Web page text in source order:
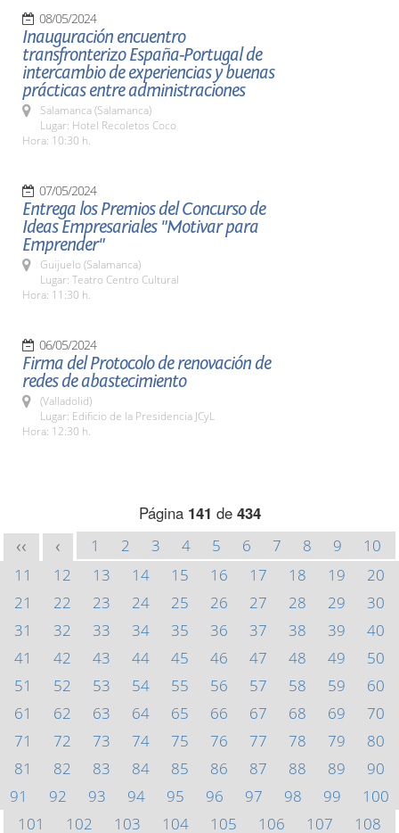
08/05/2024
Inauguración encuentro
transfronterizo España-Portugal de
intercambio de experiencias y buenas
prácticas entre administraciones
Salamanca (Salamanca)
Lugar: Hotel Recoletos Coco
Hora: 10:30 h.
07/05/2024
Entrega los Premios del Concurso de
Ideas Empresariales "Motivar para
Emprender"
Guijuelo (Salamanca)
Lugar: Teatro Centro Cultural
Hora: 11:30 h.
06/05/2024
Firma del Protocolo de renovación de
redes de abastecimiento
(Valladolid)
Lugar: Edificio de la Presidencia JCyL
Hora: 12:30 h.
Página 141 de 434
<< < 1 2 3 4 5 6 7 8 9
10
11
12 13 14 15 16 17 18 19
20
21
22 23 24 25 26 27 28 29
30
31
32 33 34 35 36 37 38 39
40
41
42 43 44 45 46 47 48 49
50
51
52 53 54 55 56 57 58 59
60
61
62 63 64 65 66 67 68 69
70
71
72 73 74 75 76 77 78 79
80
81
82 83 84 85 86 87 88 89
90
91
92 93 94 95 96 97 98 99
100
101
102 103 104 105 106 107
108